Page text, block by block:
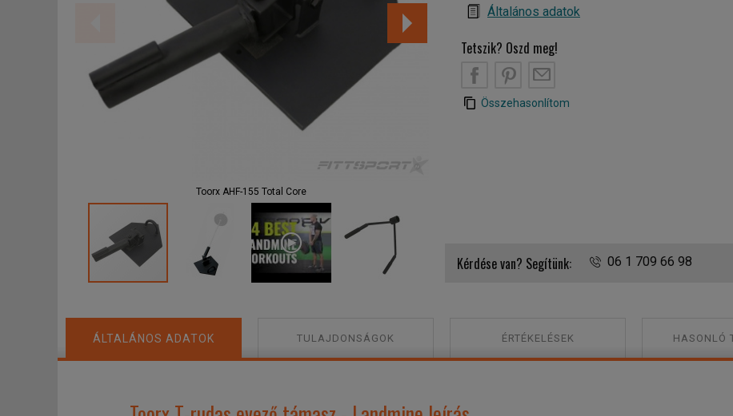
Toorx AHF-155 Total Core
Általános adatok
Tetszik? Oszd meg!
PT
Összehasonlítom
Kérdése van? Segítünk: 06 1 709 66 98
ÁLTALÁNOS ADATOK TULAJDONSÁGOK ÉRTÉKELÉSEK HASONLÓ